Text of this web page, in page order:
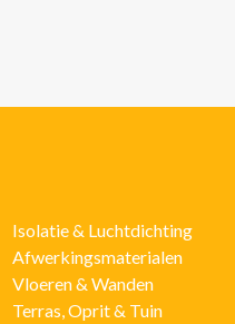
Isolatie & Luchtdichting
Afwerkingsmaterialen
Vloeren & Wanden
Terras, Oprit & Tuin